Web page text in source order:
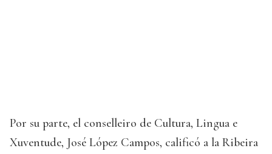
Por su parte, el conselleiro de Cultura, Lingua e
Xuventude, José López Campos, calificó a la Ribeira